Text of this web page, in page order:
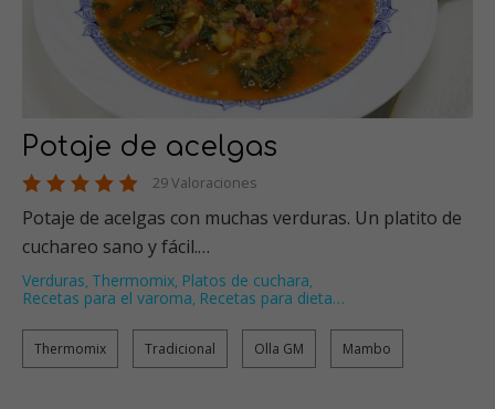
Potaje de acelgas
29 Valoraciones
Potaje de acelgas con muchas verduras. Un platito de
cuchareo sano y fácil.…
Verduras, Thermomix, Platos de cuchara,
Recetas para el varoma, Recetas para dieta…
Thermomix Tradicional Olla GM Mambo